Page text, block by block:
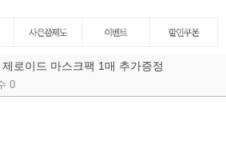
로이드 마스크팩 1매 추가증정
0